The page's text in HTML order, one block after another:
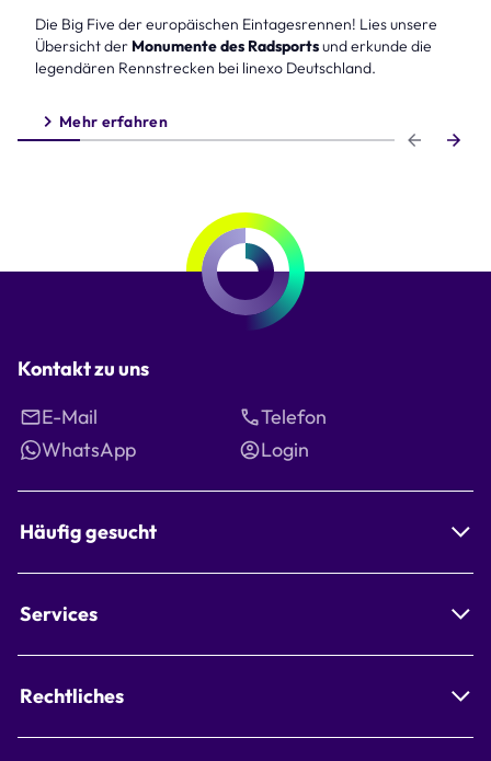
Die Big Five der europäischen Eintagesrennen! Lies unsere
Übersicht der Monumente des Radsportsund erkunde die
legendären Rennstrecken bei linexo Deutschland.
Mehr erfahren
Kontakt zu uns
E-Mail
Telefon
WhatsApp
Login
Häufig gesucht
Services
Rechtliches